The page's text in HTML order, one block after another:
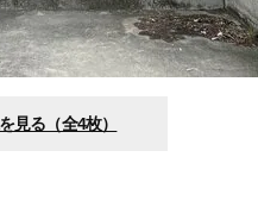
見る（全4枚）